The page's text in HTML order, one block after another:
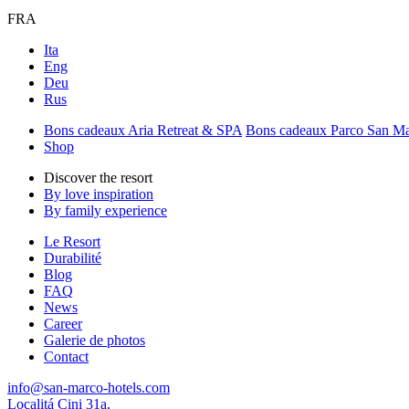
FRA
Ita
Eng
Deu
Rus
Bons cadeaux Aria Retreat & SPA Bons cadeaux Parco San
Shop
Discover the resort
By love inspiration
By family experience
Le Resort
Durabilité
Blog
FAQ
News
Career
Galerie de photos
Contact
info@san-marco-hotels.com
Localitá Cini 31a,